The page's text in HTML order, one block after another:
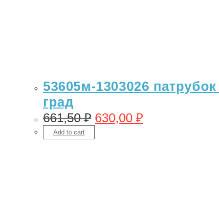
53605м-1303026
град
661,50₽ 630,00 ₽
Add to cart